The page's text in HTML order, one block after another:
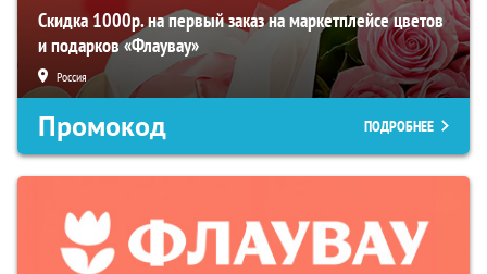
Скидка 1000р. на первый заказ на маркетплейсе цветов
и подарков «Флаувау»
Россия
Промокод ПОДРОБНЕЕ